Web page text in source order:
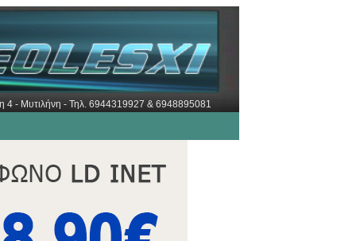
4 - Μυτιλήνη - Τηλ. 6944319927 & 6948895081